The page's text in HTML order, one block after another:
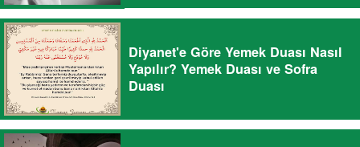
Diyanet'e Göre Yemek Duası Nasıl
Yapılır? Yemek Duası ve Sofra
Duası